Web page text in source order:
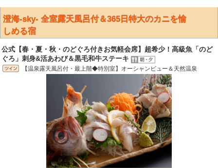
澄海-sky- 全室露天風呂付＆365日特大のカニを愉
しめる宿
公式【春・夏・秋・のどぐろ付きお気軽会席】超希少！高級魚「のど
ぐろ」刺身&活あわび＆黒毛和牛ステーキ
【温泉露天風呂付・最上階◆特別室】オーシャンビュー＆天然温泉